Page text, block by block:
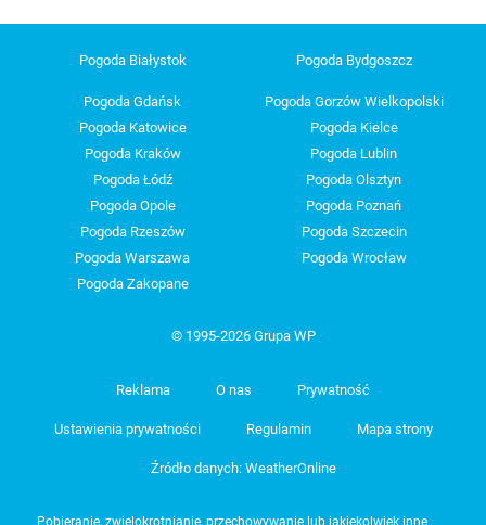
Pogoda Białystok Pogoda Bydgoszcz
Pogoda Gdańsk
Pogoda Gorzów Wielkopolski
Pogoda Katowice
Pogoda Kielce
Pogoda Kraków
Pogoda Lublin
Pogoda Łódź
Pogoda Olsztyn
Pogoda Opole
Pogoda Poznań
Pogoda Rzeszów
Pogoda Szczecin
Pogoda Warszawa
Pogoda Wrocław
Pogoda Zakopane
© 1995-2026 Grupa WP
Reklama O nas Prywatność
Ustawienia prywatności Regulamin Mapa strony
Źródło danych: WeatherOnline
Pobieranie, zwielokrotnianie, przechowywanie lub jakiekolwiek inne